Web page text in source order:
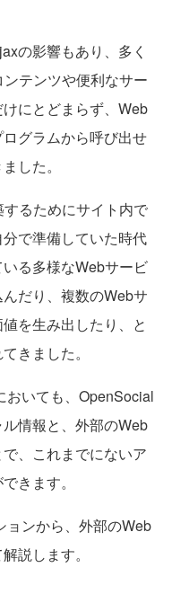
の影響もあり、多く
テンツや便利なサー
にとどまらず、Web
グラムから呼び出せ
した。
るためにサイト内で
で準備していた時代
る多様なWebサービ
だり、複数のWebサ
を生み出したり、と
きました。
いても、OpenSocial
情報と、外部のWeb
、これまでにないア
きます。
ンから、外部のWeb
説します。